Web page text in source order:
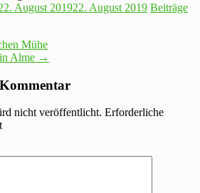
August 201922. August 2019 Beiträge
Mühe
Alme →
nicht veröffentlicht. Erforderliche